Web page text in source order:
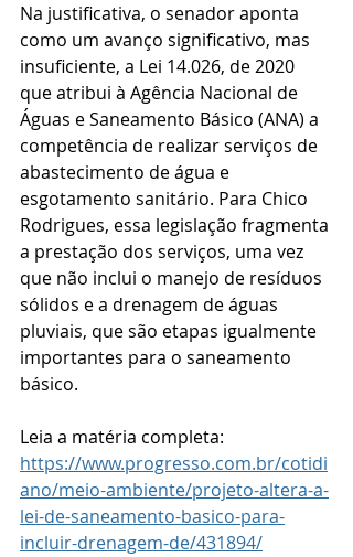
Na justificativa, o senador aponta
como um avanço significativo, mas
insuficiente, a Lei 14.026, de 2020
que atribui à Agência Nacional de
Águas e Saneamento Básico (ANA) a
competência de realizar serviços de
abastecimento de água e
esgotamento sanitário. Para Chico
Rodrigues, essa legislação fragmenta
a prestação dos serviços, uma vez
que não inclui o manejo de resíduos
sólidos e a drenagem de águas
pluviais, que são etapas igualmente
importantes para o saneamento
básico.
Leia a matéria completa:
https://www.progresso.com.br/cotidi
ano/meio-ambiente/projeto-altera-a-
lei-de-saneamento-basico-para-
incluir-drenagem-de/431894/